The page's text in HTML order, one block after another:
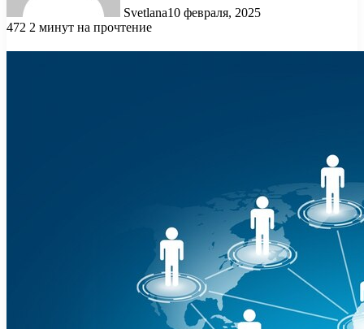
Svetlana10 февраля, 2025
472 2 минут на прочтение